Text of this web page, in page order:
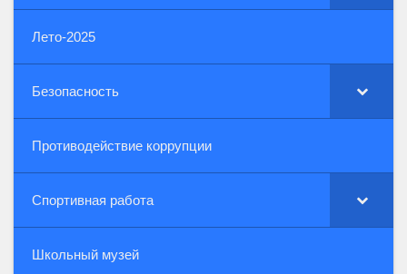
Лето-2025
Безопасность
Противодействие коррупции
Спортивная работа
Школьный музей